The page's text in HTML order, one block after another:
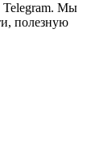
Telegram. Мы
полезную